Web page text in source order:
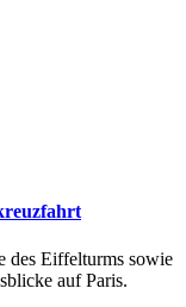
des Eiffelturms sowie
auf Paris.